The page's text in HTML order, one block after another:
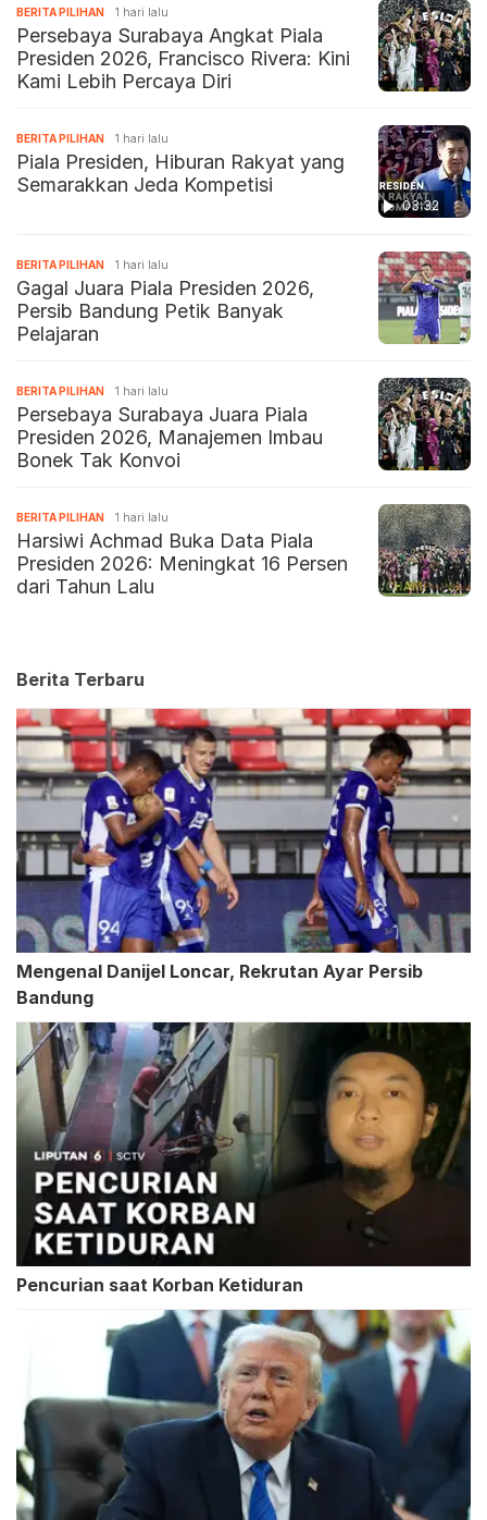
BERITA PILIHAN 1 hari lalu
Persebaya Surabaya Angkat Piala
Presiden 2026, Francisco Rivera: Kini
Kami Lebih Percaya Diri
03:32
BERITA PILIHAN 1 hari lalu
Piala Presiden, Hiburan Rakyat yang
Semarakkan Jeda Kompetisi
BERITA PILIHAN 1 hari lalu
Gagal Juara Piala Presiden 2026,
Persib Bandung Petik Banyak
Pelajaran
BERITA PILIHAN 1 hari lalu
Persebaya Surabaya Juara Piala
Presiden 2026, Manajemen Imbau
Bonek Tak Konvoi
BERITA PILIHAN 1 hari lalu
Harsiwi Achmad Buka Data Piala
Presiden 2026: Meningkat 16 Persen
dari Tahun Lalu
Berita Terbaru
Mengenal Danijel Loncar, Rekrutan Ayar Persib
Bandung
Pencurian saat Korban Ketiduran